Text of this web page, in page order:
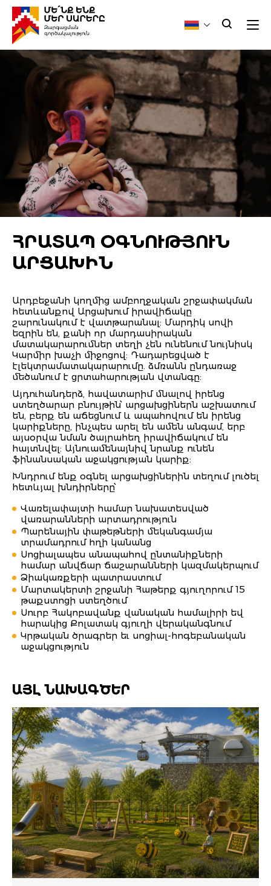
ՀՐԱՏԱՊ ՕԳՆՈՒԹՅՈՒՆ
ԱՐՑԱԽԻՆ
Արդբեջանի կողմից ամբողջական շրջափակման
հետևանքով Արցախում իրավիճակը
շարունակում է վատթարանալ: Մարդիկ սովի
եզրին են, քանի որ մարդասիրական
մատակարարումներ տեղի չեն ունենում նույնիսկ
Կարմիր խաչի միջոցով: Դադարեցված է
էլեկտրամատակարարումը. ձմռանն ընդառաջ
մեծանում է ցրտահարության վտանգը:
Այդուհանդերձ, հավատարիմ մնալով իրենց
ստեղծարար բնույթին՝ արցախցիներն աշխատում
են, բերք են աճեցնում և ապահովում են իրենց
կարիքները, ինչպես արել են ամեն անգամ, երբ
այսօրվա նման ծայրահեղ իրավիճակում են
հայտնվել: Այնուամենայնիվ նրանք ունեն
ֆինանսական աջակցության կարիք:
Խնդրում ենք օգնել արցախցիներին տեղում լուծել
հետևյալ խնդիրները՝
Վառելափայտի համար նախատեսված
վառարանների արտադրություն
Պարենային փաթեթների մեկանգամյա
տրամադրում հղի կանանց
Սոցիալապես անապահով ընտանիքների
համար անվճար ճաշարանների կազմակերպում
Ձիակառքերի պատրաստում
Մարտակերտի շրջանի Հաթերք գյուղորում 15
թաքստոցի ստեղծում
Սուրբ Հակոբավանք վանական համալիրի եվ
հարակից Քոլատակ գյուղի վերականգնում
Կրթական ծրագրեր եւ սոցիալ-հոգեբանական
աջակցություն
ԱՅԼ ՆԱԽԱԳԾԵՐ